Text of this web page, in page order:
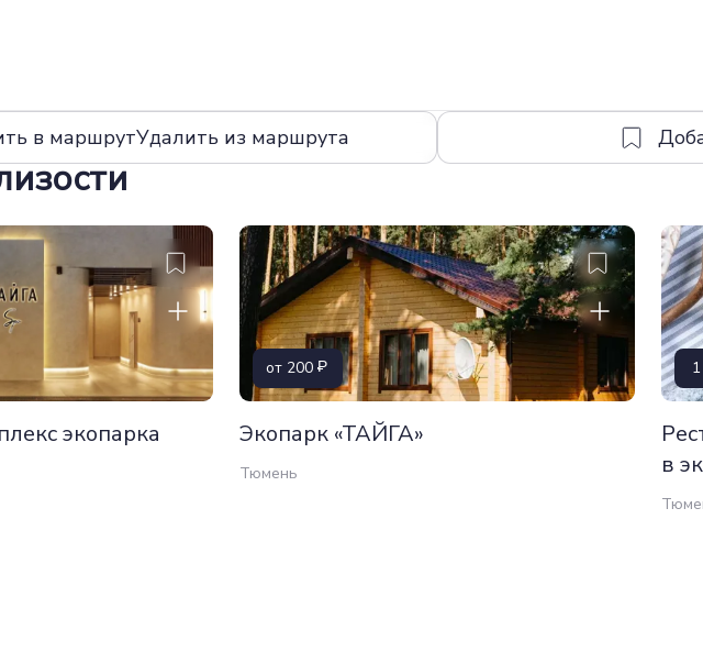
в маршрутУдалить из маршрута
экопарка
от 200
Экопарк «ТАЙГА»
Тюмень
в